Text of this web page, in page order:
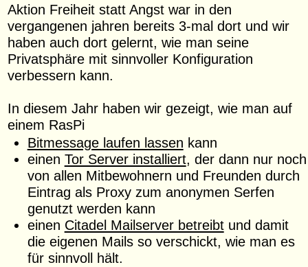
Aktion Freiheit statt Angst war in den
vergangenen jahren bereits 3-mal dort und wir
haben auch dort gelernt, wie man seine
Privatsphäre mit sinnvoller Konfiguration
verbessern kann.
In diesem Jahr haben wir gezeigt, wie man auf
einem RasPi
Bitmessage laufen lassen kann
einen Tor Server installiert, der dann nur noch
von allen Mitbewohnern und Freunden durch
Eintrag als Proxy zum anonymen Serfen
genutzt werden kann
einen Citadel Mailserver betreibtund damit
die eigenen Mails so verschickt, wie man es
für sinnvoll hält.